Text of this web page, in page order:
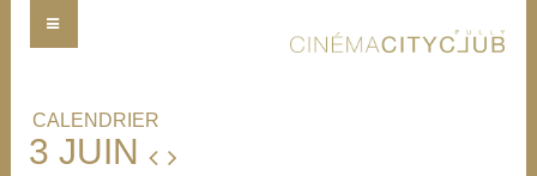
3 JUIN
CALENDRIER